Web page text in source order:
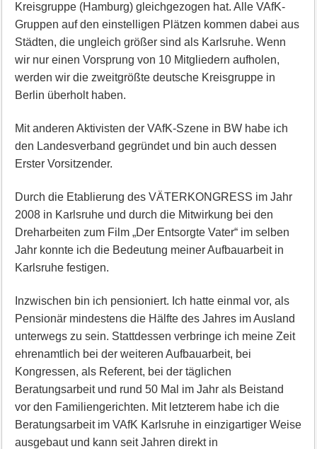
Kreisgruppe (Hamburg) gleichgezogen hat. Alle VAfK-
Gruppen auf den einstelligen Plätzen kommen dabei aus
Städten, die ungleich größer sind als Karlsruhe. Wenn
wir nur einen Vorsprung von 10 Mitgliedern aufholen,
werden wir die zweitgrößte deutsche Kreisgruppe in
Berlin überholt haben.
Mit anderen Aktivisten der VAfK-Szene in BW habe ich
den Landesverband gegründet und bin auch dessen
Erster Vorsitzender.
Durch die Etablierung des VÄTERKONGRESS im Jahr
2008 in Karlsruhe und durch die Mitwirkung bei den
Dreharbeiten zum Film „Der Entsorgte Vater“ im selben
Jahr konnte ich die Bedeutung meiner Aufbauarbeit in
Karlsruhe festigen.
Inzwischen bin ich pensioniert. Ich hatte einmal vor, als
Pensionär mindestens die Hälfte des Jahres im Ausland
unterwegs zu sein. Stattdessen verbringe ich meine Zeit
ehrenamtlich bei der weiteren Aufbauarbeit, bei
Kongressen, als Referent, bei der täglichen
Beratungsarbeit und rund 50 Mal im Jahr als Beistand
vor den Familiengerichten. Mit letzterem habe ich die
Beratungsarbeit im VAfK Karlsruhe in einzigartiger Weise
ausgebaut und kann seit Jahren direkt in